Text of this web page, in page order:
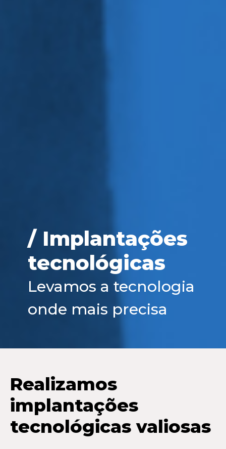
/ Implantações
tecnológicas
Levamos a tecnologia
onde mais precisa
Realizamos
implantações
tecnológicas valiosas